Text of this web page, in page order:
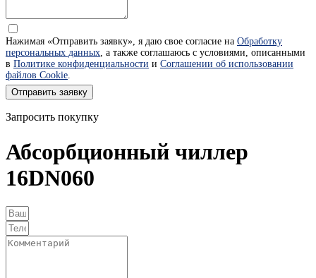
Нажимая «Отправить заявку», я даю свое согласие на Обработку
персональных данных, а также соглашаюсь с условиями, описанными
в Политике конфиденциальности и Соглашении об использовании
файлов Cookie.
Отправить заявку
Запросить покупку
Абсорбционный чиллер
16DN060